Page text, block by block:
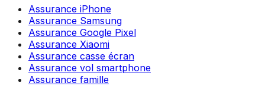
Assurance iPhone
Assurance Samsung
Assurance Google Pixel
Assurance Xiaomi
Assurance casse écran
Assurance vol smartphone
Assurance famille